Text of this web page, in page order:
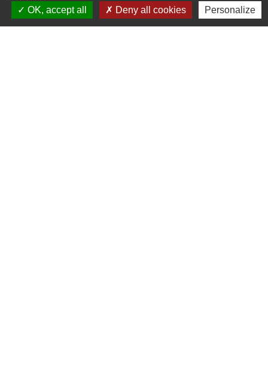
+33 3 84 49 81 16
OK, accept all
Deny all cookies Personalize